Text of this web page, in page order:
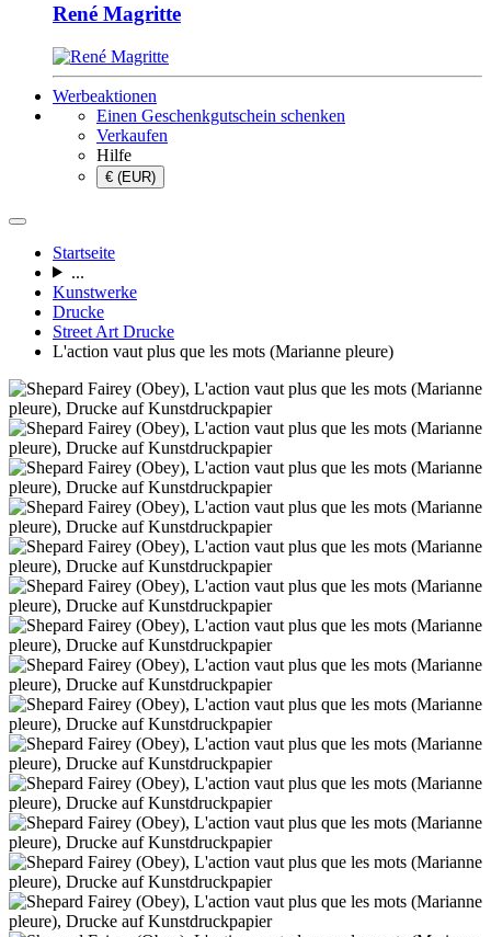
René Magritte
Werbeaktionen
Einen Geschenkgutschein schenken
Verkaufen
Hilfe
€ (EUR)
Startseite
...
Kunstwerke
Drucke
Street Art Drucke
L'action vaut plus que les mots (Marianne pleure)